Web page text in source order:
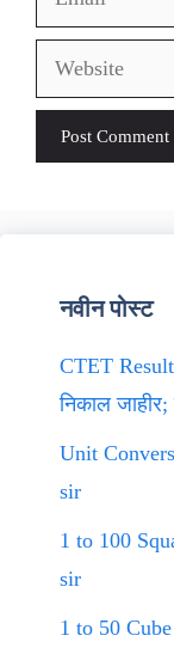
Website
नवीन पोस्ट
CTET Result
निकाल
Unit
sir
1 to 100
sir
1 to 50